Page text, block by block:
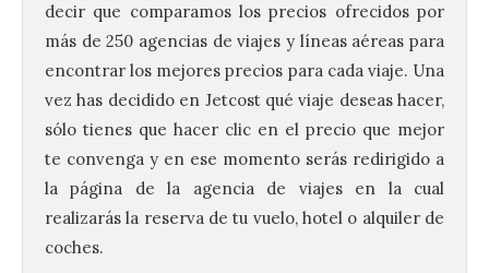
decir que comparamos los precios ofrecidos por
más de 250 agencias de viajes y líneas aéreas para
encontrar los mejores precios para cada viaje. Una
vez has decidido en Jetcost qué viaje deseas hacer,
sólo tienes que hacer clic en el precio que mejor
te convenga y en ese momento serás redirigido a
la página de la agencia de viajes en la cual
realizarás la reserva de tu vuelo, hotel o alquiler de
coches.
Diputación de León,
Gerardo Álvarez Courel, y
el vicepresidente Roberto
Aller han participado en el
acto institucional organizado con motivo
del Día de León. Organizada por la
Cámara de Comercio de Gijón, FIDMA es
CIUDEN acoge un nuevo
gran proyecto expositivo